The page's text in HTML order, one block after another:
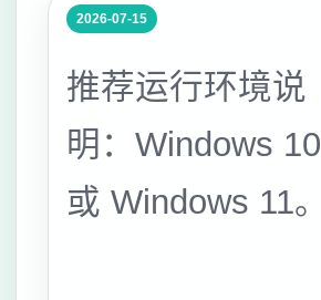
2026-07-15
推荐运行环境说
明：Windows 10
或 Windows 11。